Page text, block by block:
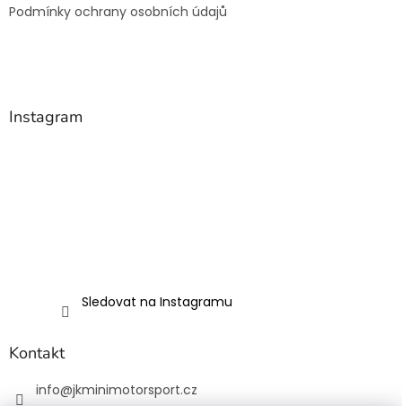
Podmínky ochrany osobních údajů
Instagram
Sledovat na Instagramu
Kontakt
info@jkminimotorsport.cz